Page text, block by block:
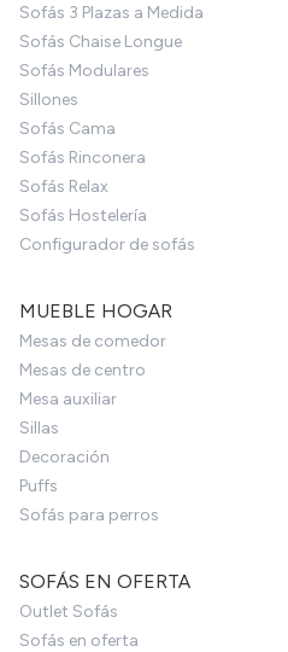
Sofás 3 Plazas a Medida
Sofás Chaise Longue
Sofás Modulares
Sillones
Sofás Cama
Sofás Rinconera
Sofás Relax
Sofás Hostelería
Configurador de sofás
MUEBLE HOGAR
Mesas de comedor
Mesas de centro
Mesa auxiliar
Sillas
Decoración
Puffs
Sofás para perros
SOFÁS EN OFERTA
Outlet Sofás
Sofás en oferta